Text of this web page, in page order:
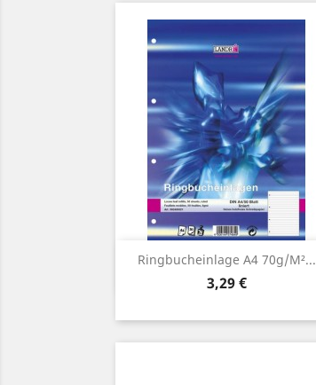
Ringbucheinlage A4 70g/m²...
Preis
3,29 €
Vorschau